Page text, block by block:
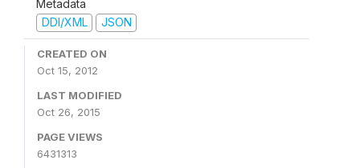
Metadata
DDI/XML
JSON
CREATED ON
Oct 15, 2012
LAST MODIFIED
Oct 26, 2015
PAGE VIEWS
6431313